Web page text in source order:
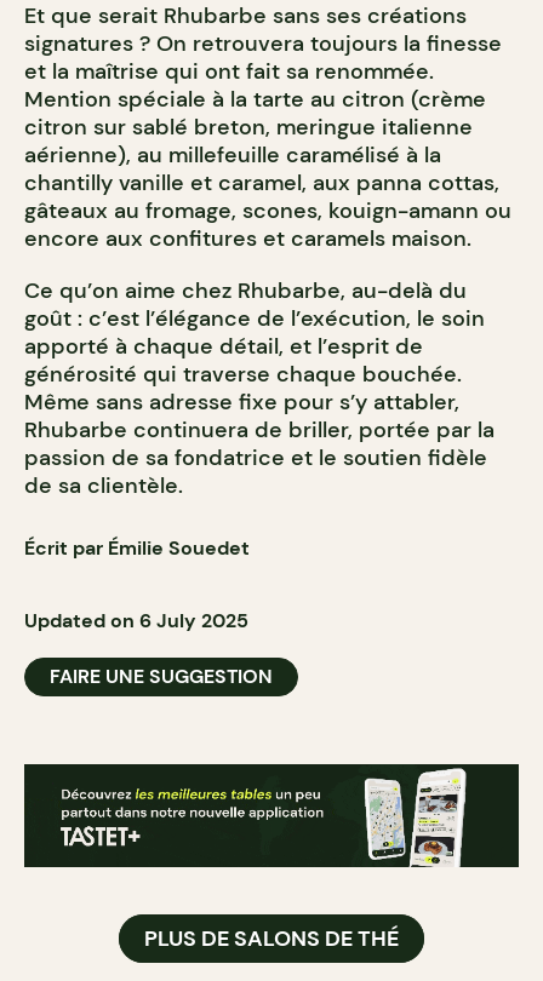
Et que serait Rhubarbe sans ses créations
signatures ? On retrouvera toujours la finesse
et la maîtrise qui ont fait sa renommée.
Mention spéciale à la tarte au citron (crème
citron sur sablé breton, meringue italienne
aérienne), au millefeuille caramélisé à la
chantilly vanille et caramel, aux panna cottas,
gâteaux au fromage, scones, kouign-amann ou
encore aux confitures et caramels maison.
Ce qu’on aime chez Rhubarbe, au-delà du
goût : c’est l’élégance de l’exécution, le soin
apporté à chaque détail, et l’esprit de
générosité qui traverse chaque bouchée.
Même sans adresse fixe pour s’y attabler,
Rhubarbe continuera de briller, portée par la
passion de sa fondatrice et le soutien fidèle
de sa clientèle.
Écrit par Émilie Souedet
Updated on 6 July 2025
FAIRE UNE SUGGESTION
PLUS DE SALONS DE THÉ